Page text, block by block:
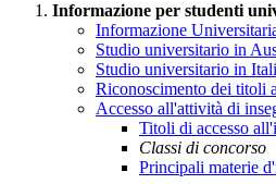
Informazione per studenti
Informazione
Studio universitario in
Studio universitario in
Riconoscimento dei titoli
Accesso all'attività di
Titoli di accesso
Classi di concorso
Principali materie